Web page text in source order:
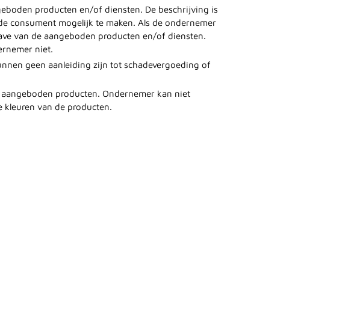
producten en/of diensten. De beschrijving is
consument mogelijk te maken. Als de ondernemer
van de aangeboden producten en/of diensten.
niet.
geen aanleiding zijn tot schadevergoeding of
producten. Ondernemer kan niet
kleuren van de producten.